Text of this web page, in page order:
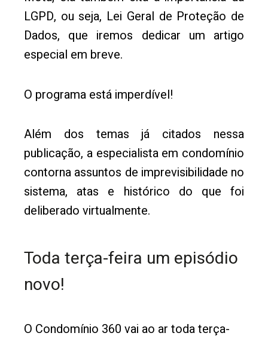
LGPD, ou seja, Lei Geral de Proteção de
Dados, que iremos dedicar um artigo
especial em breve.
O programa está imperdível!
Além dos temas já citados nessa
publicação, a especialista em condomínio
contorna assuntos de imprevisibilidade no
sistema, atas e histórico do que foi
deliberado virtualmente.
Toda terça-feira um episódio
novo!
O Condomínio 360 vai ao ar toda terça-